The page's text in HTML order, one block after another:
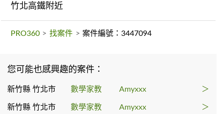
竹北高鐵附近
PRO360 > 找案件 > 案件編號：3447094
您可能也感興趣的案件：
新竹縣 竹北市 數學家教 Amyxxx ＞
新竹縣 竹北市 數學家教 Amyxxx ＞